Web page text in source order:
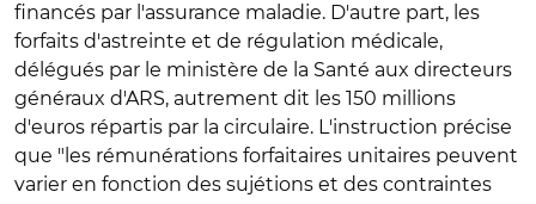
financés par l'assurance maladie. D'autre part, les
forfaits d'astreinte et de régulation médicale,
délégués par le ministère de la Santé aux directeurs
généraux d'ARS, autrement dit les 150 millions
d'euros répartis par la circulaire. L'instruction précise
que "les rémunérations forfaitaires unitaires peuvent
varier en fonction des sujétions et des contraintes